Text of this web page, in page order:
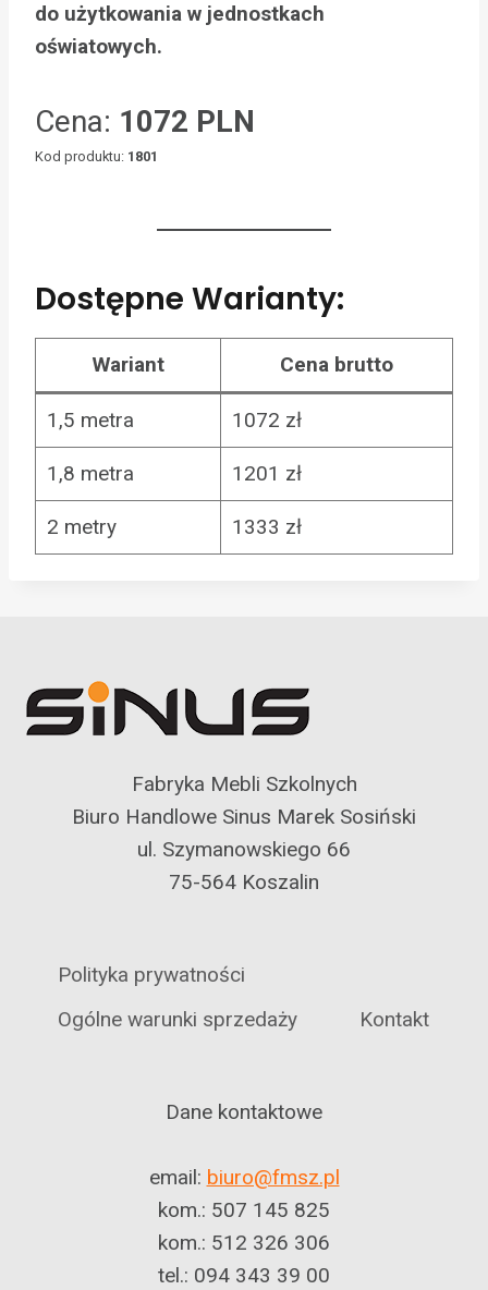
do użytkowania w jednostkach
oświatowych.
Cena: 1072 PLN
Kod produktu: 1801
Dostępne Warianty:
Wariant Cena brutto
1,5 metra 1072 zł
1,8 metra 1201 zł
2 metry 1333 zł
Fabryka Mebli Szkolnych
Biuro Handlowe Sinus Marek Sosiński
ul. Szymanowskiego 66
75-564 Koszalin
Polityka prywatności
Ogólne warunki sprzedaży
Kontakt
Dane kontaktowe
email: biuro@fmsz.pl
kom.: 507 145 825
kom.: 512 326 306
tel.: 094 343 39 00